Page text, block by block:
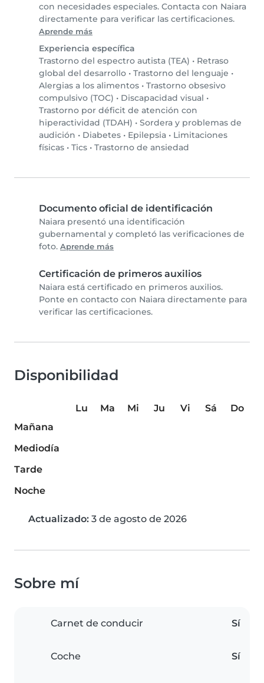
con necesidades especiales. Contacta con Naiara
directamente para verificar las certificaciones.
Aprende más
Experiencia específica
Trastorno del espectro autista (TEA) • Retraso
global del desarrollo • Trastorno del lenguaje •
Alergias a los alimentos • Trastorno obsesivo
compulsivo (TOC) • Discapacidad visual •
Trastorno por déficit de atención con
hiperactividad (TDAH) • Sordera y problemas de
audición • Diabetes • Epilepsia • Limitaciones
físicas • Tics • Trastorno de ansiedad
Documento oficial de identificación
Naiara presentó una identificación
gubernamental y completó las verificaciones de
foto. Aprende más
Certificación de primeros auxilios
Naiara está certificado en primeros auxilios.
Ponte en contacto con Naiara directamente para
verificar las certificaciones.
Disponibilidad
Lu Ma Mi Ju Vi Sá
Do
Mañana
Mediodía
Tarde
Noche
Actualizado: 3 de agosto de 2026
Sobre mí
Carnet de conducir Sí
Coche Sí